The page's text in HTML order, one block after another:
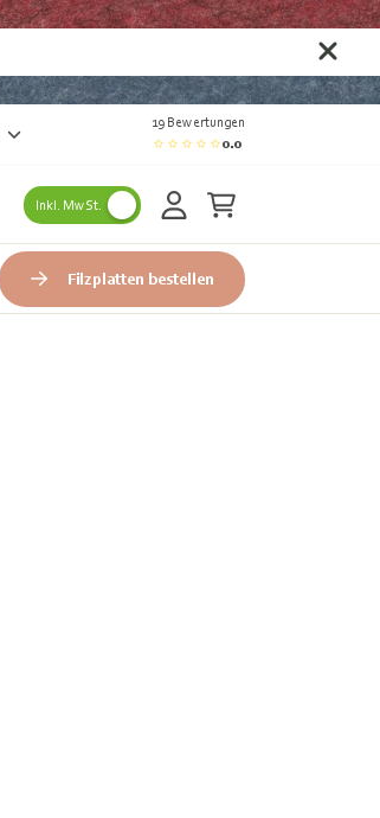
19 Bewertungen
0.0
Inkl. MwSt.
Filzplatten bestellen